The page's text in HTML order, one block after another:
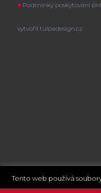
■ Podmínky poskytování
vytvořil tulpadesign.cz
Tento web používá